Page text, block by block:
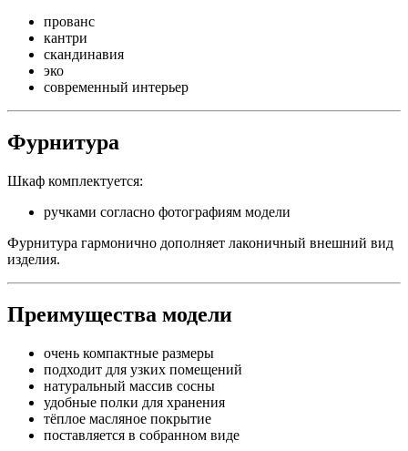
прованс
кантри
скандинавия
эко
современный интерьер
Фурнитура
Шкаф комплектуется:
ручками согласно фотографиям модели
Фурнитура гармонично дополняет лаконичный внешний вид
изделия.
Преимущества модели
очень компактные размеры
подходит для узких помещений
натуральный массив сосны
удобные полки для хранения
тёплое масляное покрытие
поставляется в собранном виде